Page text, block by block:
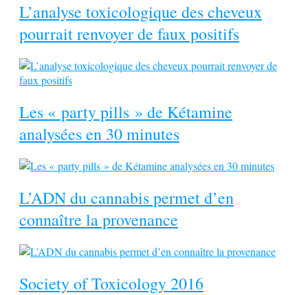
L’analyse toxicologique des cheveux
pourrait renvoyer de faux positifs
Les « party pills » de Kétamine
analysées en 30 minutes
L’ADN du cannabis permet d’en
connaître la provenance
Society of Toxicology 2016